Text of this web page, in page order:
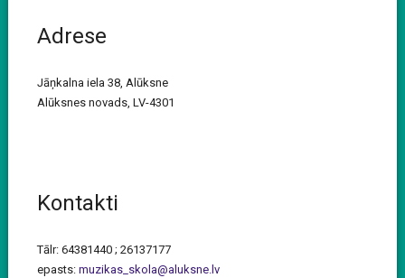
Adrese
Jāņkalna iela 38, Alūksne
Alūksnes novads, LV-4301
Kontakti
Tālr: 64381440 ; 26137177
epasts: muzikas_skola@aluksne.lv